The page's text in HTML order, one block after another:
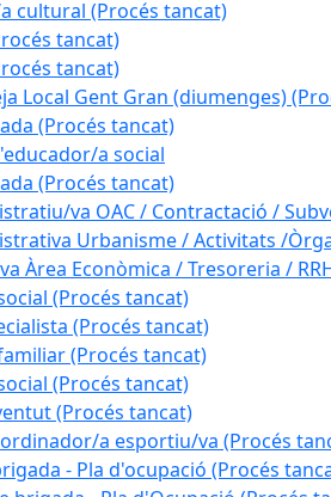
cultural (Procés tancat)
tancat)
tancat)
Local Gent Gran (diumenges)
(Procés tancat)
a social
(Procés tancat)
va OAC / Contractació /
Urbanisme / Activitats /
Àrea Econòmica / Tresoreria /
(Procés tancat)
(Procés tancat)
(Procés tancat)
(Procés tancat)
(Procés tancat)
a esportiu/va (Procés
- Pla d'ocupació (Procés